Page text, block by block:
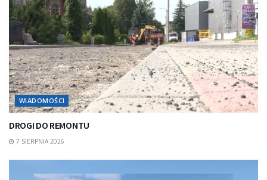
WIADOMOŚCI
DROGI DO REMONTU
7 SIERPNIA 2026